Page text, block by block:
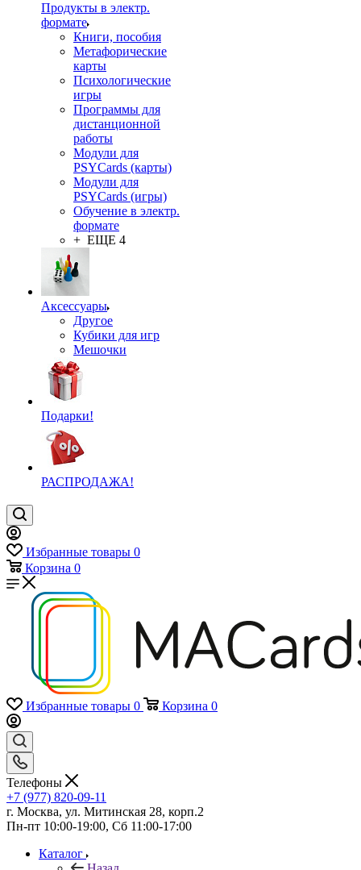
Продукты в электр.
формате
Книги, пособия
Метафорические
карты
Психологические
игры
Программы для
дистанционной
работы
Модули для
PSYCards (карты)
Модули для
PSYCards (игры)
Обучение в электр.
формате
+ ЕЩЕ 4
Аксессуары
Другое
Кубики для игр
Мешочки
Подарки!
РАСПРОДАЖА!
Избранные товары 0
Корзина 0
Избранные товары 0 Корзина 0
Телефоны
+7 (977) 820-09-11
г. Москва, ул. Митинская 28, корп.2
Пн-пт 10:00-19:00, Сб 11:00-17:00
Каталог